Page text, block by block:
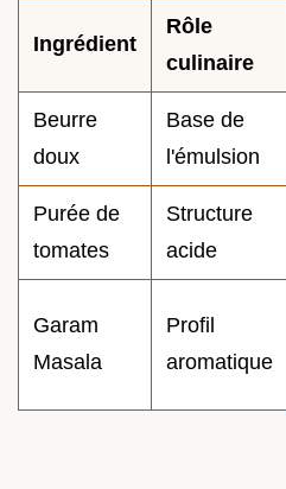
Ingrédient
Rôle
culinaire
Beurre
doux
Base de
l'émulsion
Purée de
tomates
Structure
acide
Garam
Masala
Profil
aromatique